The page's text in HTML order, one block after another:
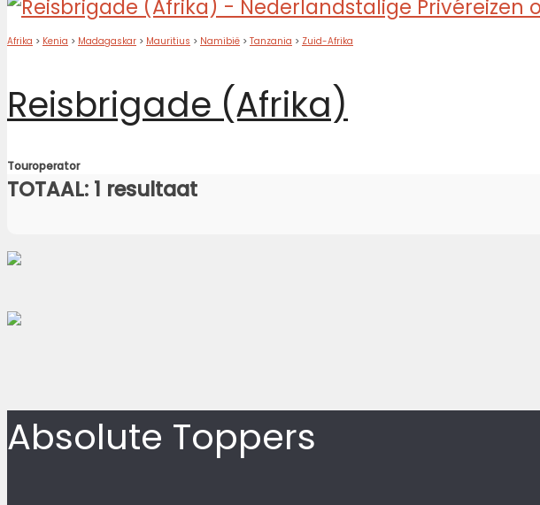
Afrika > Kenia > Madagaskar > Mauritius > Namibië > Tanzania > Zuid-Afrika
Reisbrigade (Afrika)
Touroperator
TOTAAL: 1 resultaat
Absolute Toppers